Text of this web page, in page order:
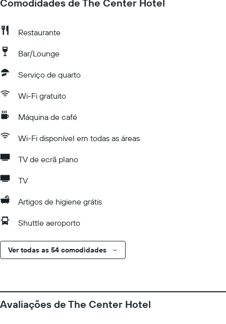
Comodidades de The Center Hotel
Restaurante
Bar/Lounge
Serviço de quarto
Wi-Fi gratuito
Máquina de café
Wi-Fi disponível em todas as áreas
TV de ecrã plano
TV
Artigos de higiene grátis
Shuttle aeroporto
Ver todas as 54 comodidades
Avaliações de The Center Hotel